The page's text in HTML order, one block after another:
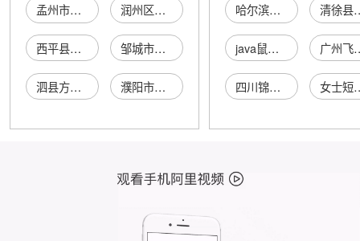
孟州市皮记鸭血粉丝店 润州区牛皮坡鸭血粉丝店
西平县皮记鸭血粉丝汤馆 邹城市皮包馅老鸭粉丝汤店
泗县方宇粉丝食皮批发零售 濮阳市益民路皮记鸭血粉丝汤馆
哈尔滨左玛企业管理咨询有限公司 清徐县
java鼠标拖动球 广州飞宇
四川锦绣万家建筑工程有限公司 女士